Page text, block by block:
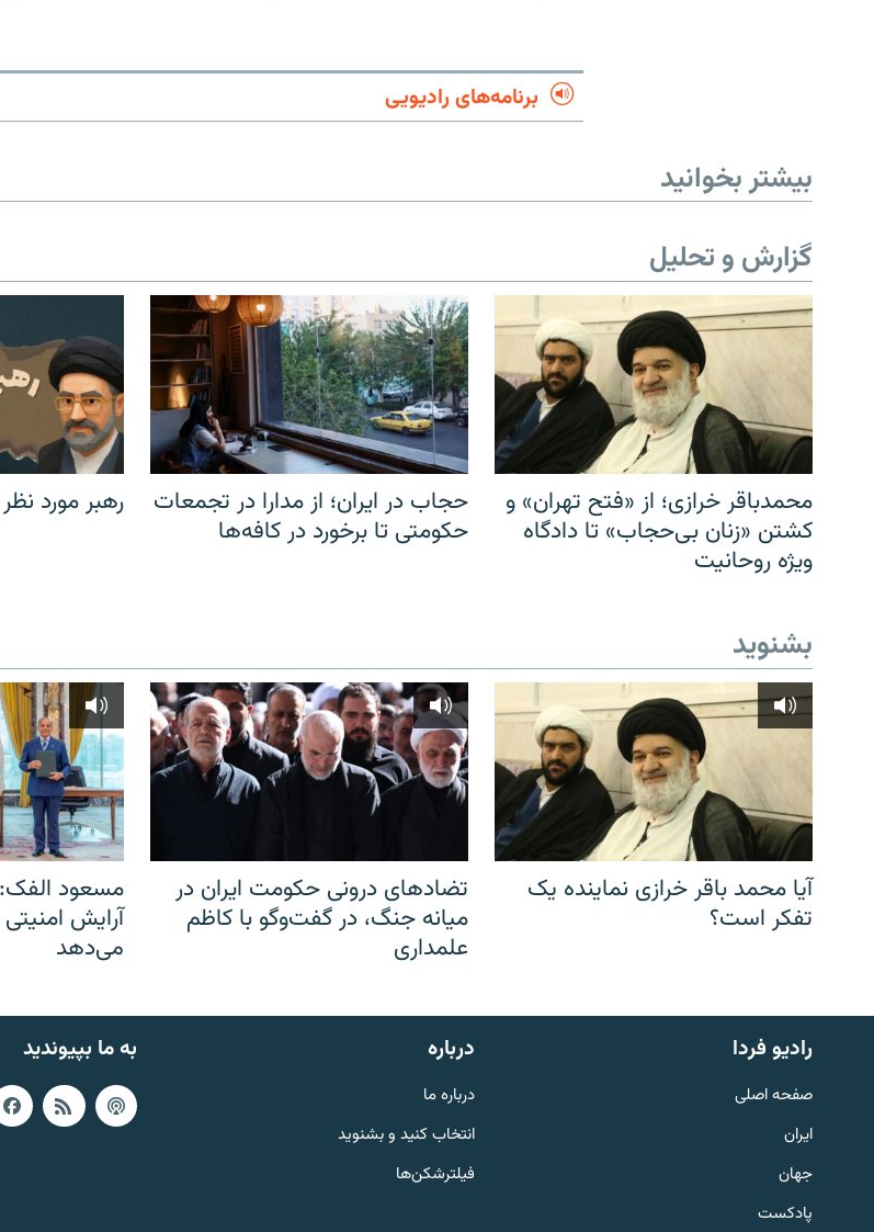
English
به ما بپیوندید
برنامه‌های رادیویی
بیشتر بخوانید
گزارش و تحلیل
محمدباقر خرازی؛ از «فتح تهران» و
کشتن «زنان بی‌حجاب» تا دادگاه
ویژه روحانیت
حجاب در ایران؛ از مدارا در تجمعات
حکومتی تا برخورد در کافه‌ها
رهبر مورد
بشنوید
آیا محمد باقر خرازی نماینده یک
تفکر است؟
تضادهای درونی حکومت ایران در
میانه جنگ، در گفت‌‌وگو با کاظم
علمداری
مسعود
آرایش
می‌دهد
به ما بپیوندید رادیو فردا
صفحه اصلی
ایران
جهان
پادکست
درباره
درباره ما
انتخاب کنید و بشنوید
فیلترشکن‌ها